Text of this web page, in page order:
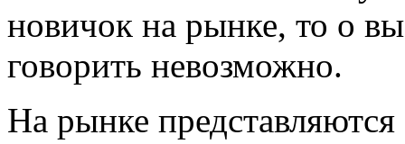
новичок на рынке, то о
говорить невозможно.
На рынке представляются